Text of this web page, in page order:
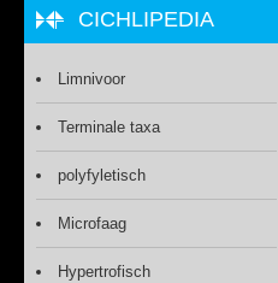
CICHLIPEDIA
Limnivoor
Terminale taxa
polyfyletisch
Microfaag
Hypertrofisch